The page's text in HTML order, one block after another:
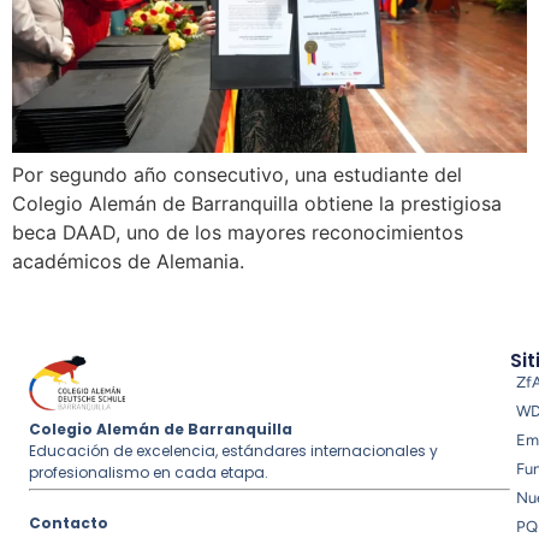
Por segundo año consecutivo, una estudiante del
Colegio Alemán de Barranquilla obtiene la prestigiosa
beca DAAD, uno de los mayores reconocimientos
académicos de Alemania.
Colegio Alemán de Barranquilla
Educación de excelencia, estándares internacionales y
profesionalismo en cada etapa.
Contacto